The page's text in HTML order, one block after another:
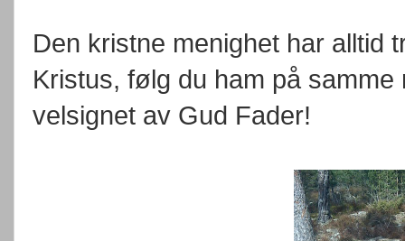
Den kristne menighet har alltid
Kristus, følg du ham på
velsignet av Gud Fader!